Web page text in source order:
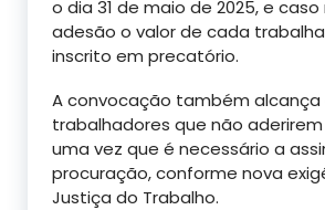
o dia 31 de maio de 2025, e
adesão o valor de cada
inscrito em precatório.
A convocação também alcança
trabalhadores que não
uma vez que é necessário a
procuração, conforme nova
Justiça do Trabalho.